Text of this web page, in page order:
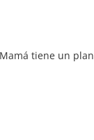
tiene un plan